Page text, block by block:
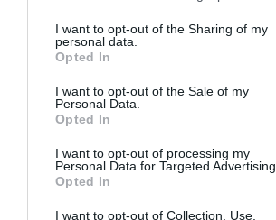
I want to opt-out of the Sharing of my
personal data.
Opted In
I want to opt-out of the Sale of my
Personal Data.
Opted In
I want to opt-out of processing my
Personal Data for Targeted Advertising.
Opted In
I want to opt-out of Collection, Use,